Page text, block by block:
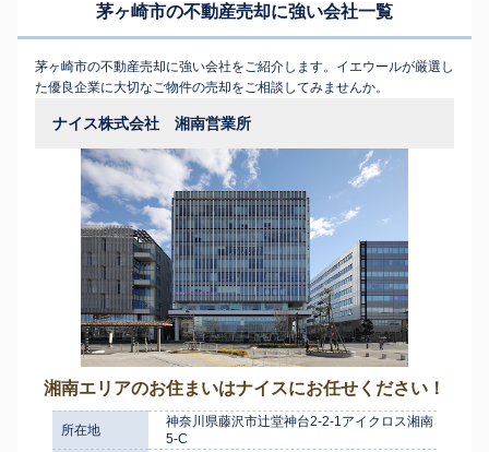
茅ヶ崎市の不動産売却に強い会社一覧
茅ヶ崎市の不動産売却に強い会社をご紹介します。イエウールが厳選し
た優良企業に大切なご物件の売却をご相談してみませんか。
ナイス株式会社 湘南営業所
湘南エリアのお住まいはナイスにお任せください！
所在地
神奈川県藤沢市辻堂神台2-2-1アイクロス湘南
5-C